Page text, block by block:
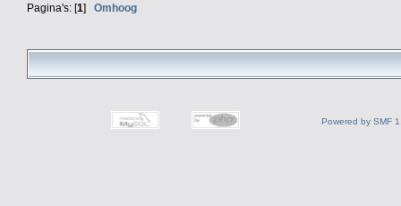
Pagina's: [1] Omhoog
Powered by SMF